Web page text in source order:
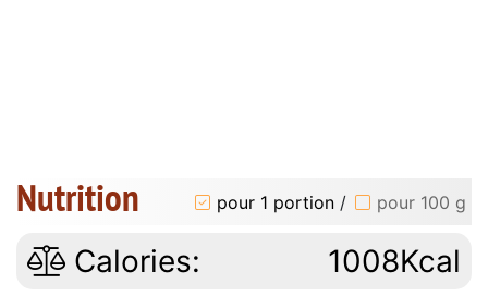
Nutrition pour 1 portion / pour 100 g
Calories: 1008Kcal